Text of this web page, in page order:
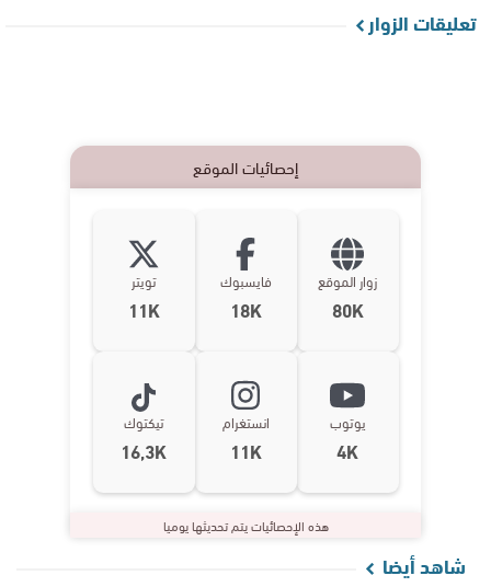
تعليقات الزوار
إحصائيات الموقع
زوار الموقع
80K
فايسبوك
18K
تويتر
11K
يوتوب
4K
انستغرام
11K
تيكتوك
16,3K
هذه الإحصائيات يتم تحديثها يوميا
شاهد أيضا